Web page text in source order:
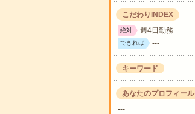
こだわりINDEX
絶対 週4日勤務
できれば ---
キーワード ---
あなたのプロフィール
---